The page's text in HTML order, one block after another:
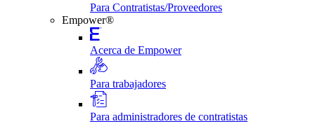
Para Contratistas/Proveedores
Empower®
Acerca de Empower
Para trabajadores
Para administradores de contratistas